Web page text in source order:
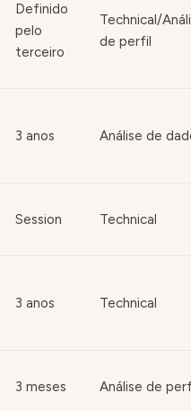
Definido
pelo
terceiro
Technical/
de perfil
3 anos Análise de
Session Technical
3 anos Technical
3 meses Análise de